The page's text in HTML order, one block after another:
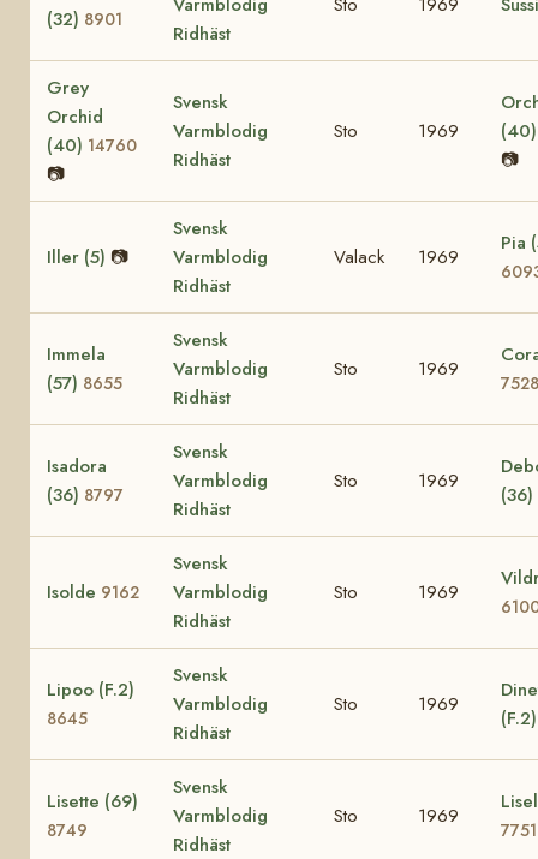
(32) 8901
Ridhäst
Grey
Orchid
(40) 14760
📷
Svensk
Varmblodig
Ridhäst
Sto 1969
📷
Iller (5) 📷
Svensk
Varmblodig
Ridhäst
Valack 1969
Pia
Immela
(57) 8655
Svensk
Varmblodig
Ridhäst
Sto 1969
7528
Isadora
(36) 8797
Svensk
Varmblodig
Ridhäst
Sto 1969
(36)
Isolde 9162
Svensk
Varmblodig
Ridhäst
Sto 1969
Lipoo (F.2)
8645
Svensk
Varmblodig
Ridhäst
Sto 1969
Lisette (69)
8749
Svensk
Varmblodig
Ridhäst
Sto 1969
7751